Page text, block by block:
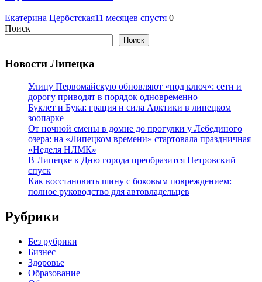
Екатерина Цербстская11 месяцев спустя 0
Поиск
Поиск
Новости Липецка
Улицу Первомайскую обновляют «под ключ»: сети и
дорогу приводят в порядок одновременно
Буклет и Бука: грация и сила Арктики в липецком
зоопарке
От ночной смены в домне до прогулки у Лебединого
озера: на «Липецком времени» стартовала праздничная
«Неделя НЛМК»
В Липецке к Дню города преобразится Петровский
спуск
Как восстановить шину с боковым повреждением:
полное руководство для автовладельцев
Рубрики
Без рубрики
Бизнес
Здоровье
Образование